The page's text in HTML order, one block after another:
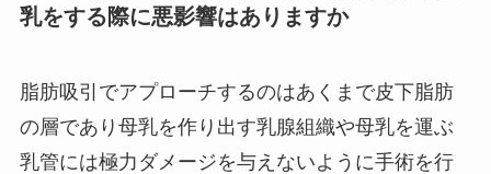
乳をする際に悪影響はありますか
脂肪吸引でアプローチするのはあくまで皮下脂肪
の層であり母乳を作り出す乳腺組織や母乳を運ぶ
乳管には極力ダメージを与えないように手術を行